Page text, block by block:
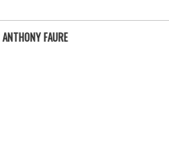
ANTHONY FAURE